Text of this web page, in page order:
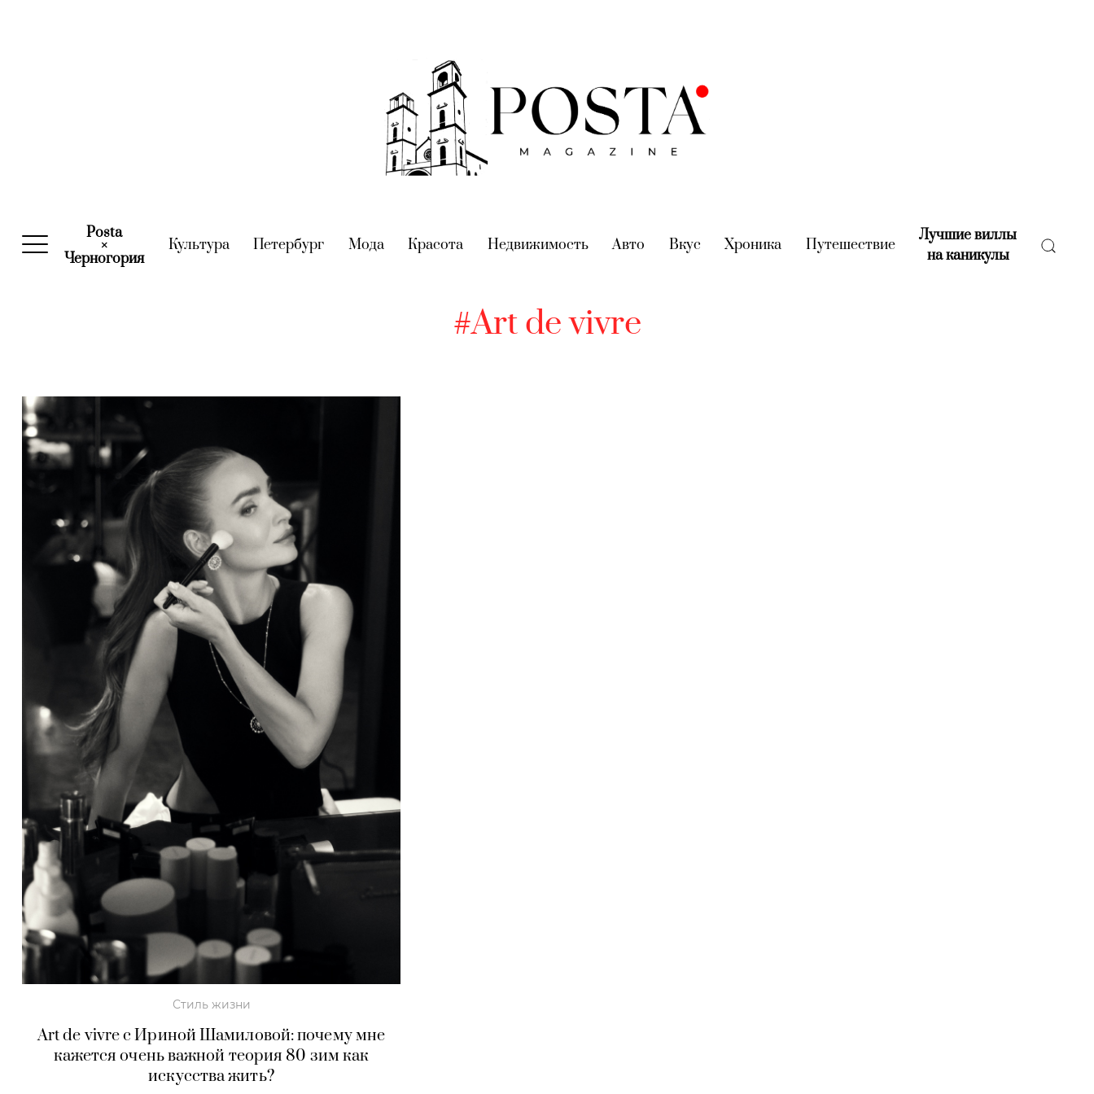
Posta
×
Черногория(current)
Культура(current)
Петербург (current)
Мода(current)
Красота (current)
Недвижимость(current)
Авто (current)
Вкус (current)
Хроника (current)
Путешествие(current)
Лучшие виллы
на каникулы(current)
#Art de vivre
Стиль жизни
Art de vivre с Ириной Шамиловой: почему мне
кажется очень важной теория 80 зим как
искусства жить?